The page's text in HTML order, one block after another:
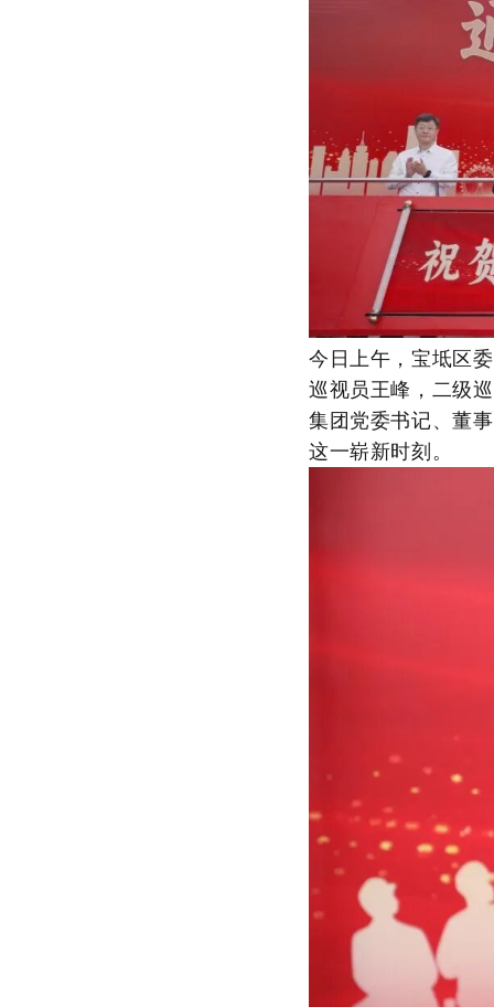
今日上午，宝坻区
巡视员王峰，二级
集团党委书记、董
这一崭新时刻。